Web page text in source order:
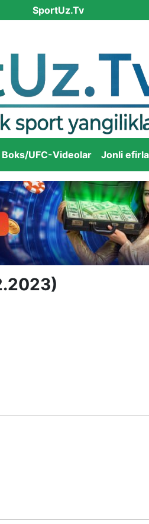
SportUz.Tv
Boks/UFC-Videolar Jonli